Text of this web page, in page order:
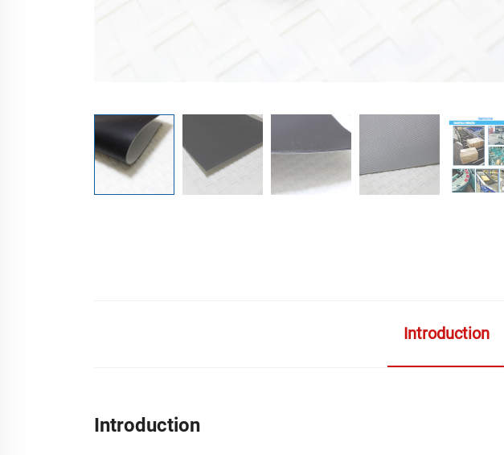
Introduction
Introduction